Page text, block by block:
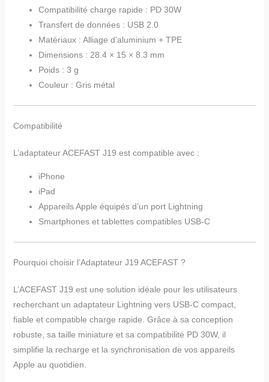
Compatibilité charge rapide : PD 30W
Transfert de données : USB 2.0
Matériaux : Alliage d’aluminium + TPE
Dimensions : 28.4 × 15 × 8.3 mm
Poids : 3 g
Couleur : Gris métal
Compatibilité
L’adaptateur ACEFAST J19 est compatible avec :
iPhone
iPad
Appareils Apple équipés d’un port Lightning
Smartphones et tablettes compatibles USB-C
Pourquoi choisir l’Adaptateur J19 ACEFAST ?
L’ACEFAST J19 est une solution idéale pour les utilisateurs
recherchant un adaptateur Lightning vers USB-C compact,
fiable et compatible charge rapide. Grâce à sa conception
robuste, sa taille miniature et sa compatibilité PD 30W, il
simplifie la recharge et la synchronisation de vos appareils
Apple au quotidien.